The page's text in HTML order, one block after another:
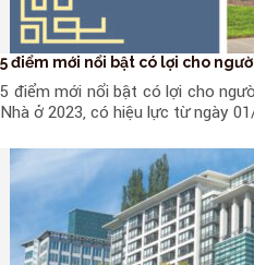
5 điểm mới nổi bật có lợi cho
5 điểm mới nổi bật có lợi cho
Nhà ở 2023, có hiệu lực từ ngày